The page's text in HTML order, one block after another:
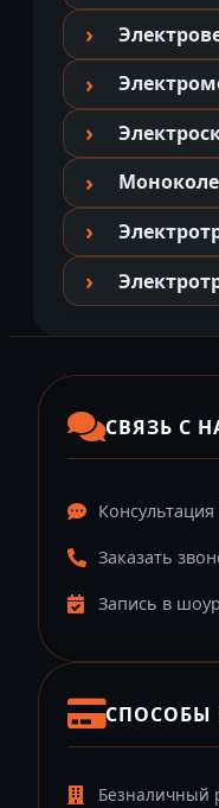
СВЯЗЬ С
Консультация
Заказать
Запись в
СПОСОБЫ
Безналичный